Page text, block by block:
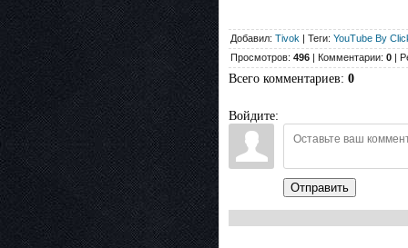
Добавил: Tivok | Теги: YouTube By
Просмотров: 496 | Комментарии: 0 |
Всего комментариев: 0
Войдите:
Отправить